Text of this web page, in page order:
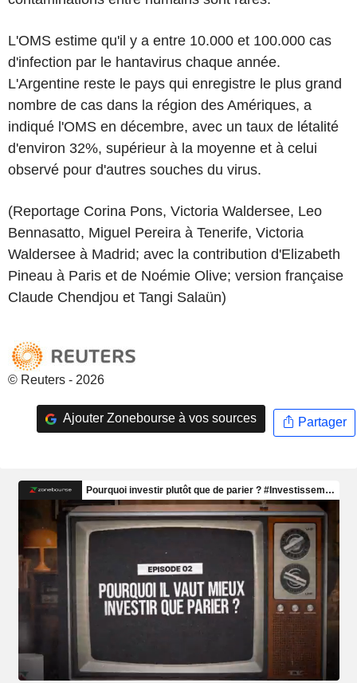
L'OMS estime qu'il y a entre 10.000 et 100.000 cas
d'infection par le hantavirus chaque année.
L'Argentine reste le pays qui enregistre le plus grand
nombre de cas dans la région des Amériques, a
indiqué l'OMS en décembre, avec un taux de létalité
d'environ 32%, supérieur à la moyenne et à celui
observé pour d'autres souches du virus.
(Reportage Corina Pons, Victoria Waldersee, Leo
Bennasatto, Miguel Pereira à Tenerife, Victoria
Waldersee à Madrid; avec la contribution d'Elizabeth
Pineau à Paris et de Noémie Olive; version française
Claude Chendjou et Tangi Salaün)
© Reuters - 2026
Ajouter Zonebourse à vos sources Partager